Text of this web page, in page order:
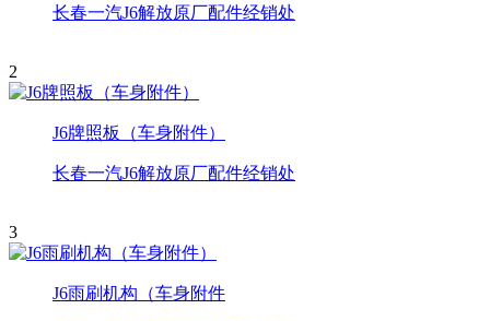
长春一汽J6解放原厂配件经销处
2
J6牌照板（车身附件）
长春一汽J6解放原厂配件经销处
3
J6雨刷机构（车身附件